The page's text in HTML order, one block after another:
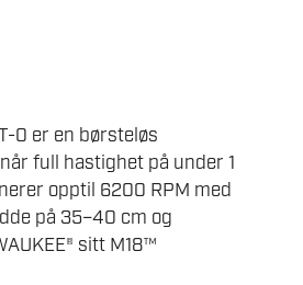
0 er en børsteløs
full hastighet på under 1
opptil 6200 RPM med
på 35–40 cm og
sitt M18™